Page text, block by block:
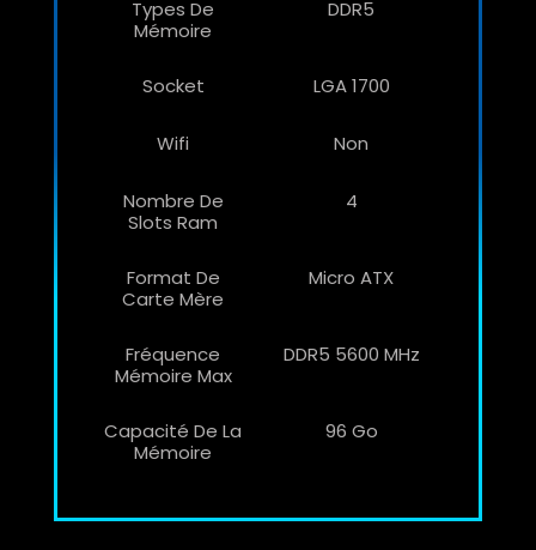
Types De
Mémoire
DDR5
Socket LGA 1700
Wifi Non
Nombre De
Slots Ram
4
Format De
Carte Mère
Micro ATX
Fréquence
Mémoire Max
DDR5 5600 MHz
Capacité De La
Mémoire
96 Go